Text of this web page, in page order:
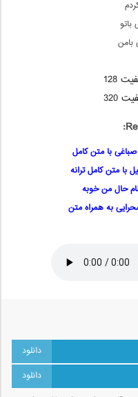
128
320
با متن کامل
با متن کامل ترانه
حال من خوبه
به همراه متن